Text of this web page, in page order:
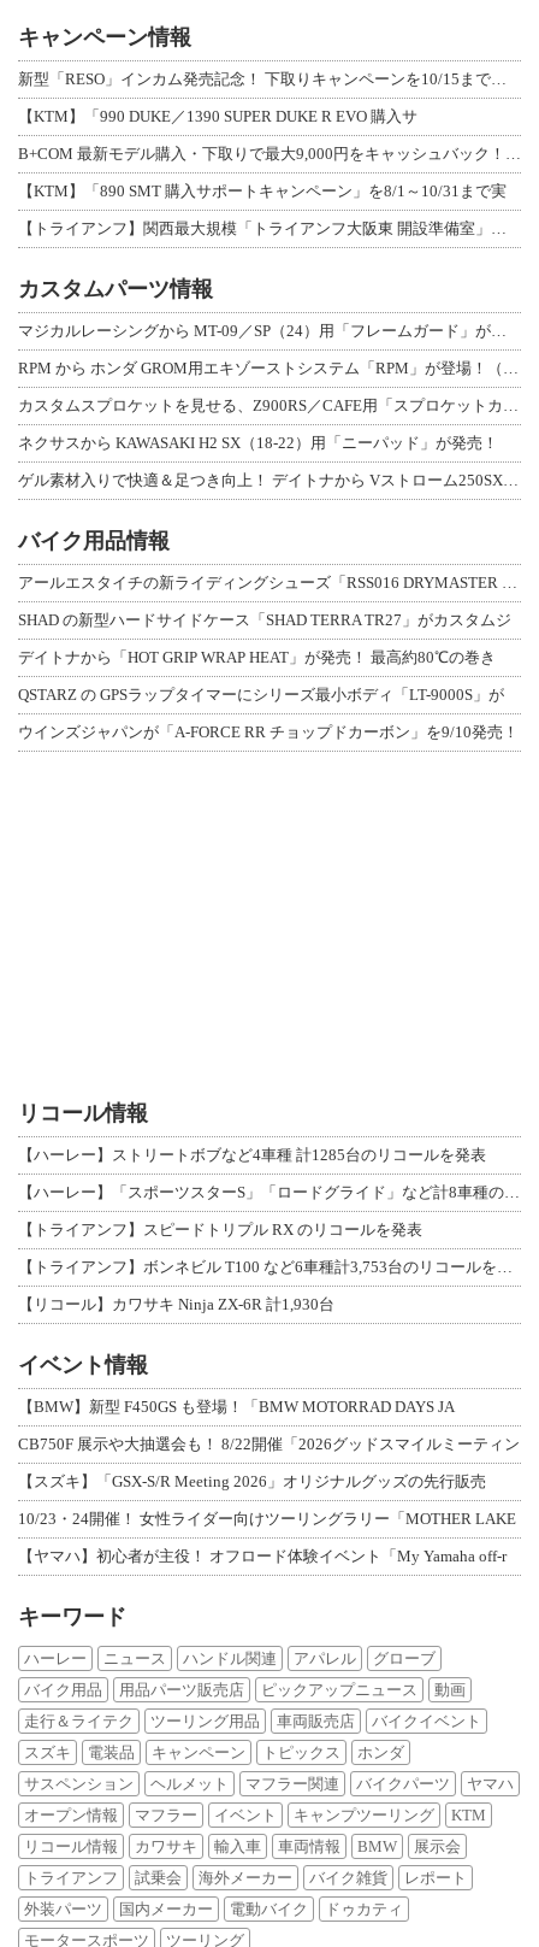
キャンペーン情報
【KTM】「990 DUKE／1390 SUPER DUKE R EVO 購入サ
【KTM】「890 SMT 購入サポートキャンペーン」を8/1～10/31まで実
カスタムパーツ情報
ネクサスから KAWASAKI H2 SX（18-22）用「ニーパッド」が発売！
バイク用品情報
SHAD の新型ハードサイドケース「SHAD TERRA TR27」がカスタムジ
デイトナから「HOT GRIP WRAP HEAT」が発売！ 最高約80℃の巻き
QSTARZ の GPSラップタイマーにシリーズ最小ボディ「LT-9000S」が
ウインズジャパンが「A-FORCE RR チョップドカーボン」を9/10発売！
リコール情報
【ハーレー】ストリートボブなど4車種 計1285台のリコールを発表
【トライアンフ】スピードトリプル RX のリコールを発表
【リコール】カワサキ Ninja ZX-6R 計1,930台
イベント情報
【BMW】新型 F450GS も登場！「BMW MOTORRAD DAYS JA
CB750F 展示や大抽選会も！ 8/22開催「2026グッドスマイルミーティン
【スズキ】「GSX-S/R Meeting 2026」オリジナルグッズの先行販売
10/23・24開催！ 女性ライダー向けツーリングラリー「MOTHER LAKE
【ヤマハ】初心者が主役！ オフロード体験イベント「My Yamaha off-r
キーワード
ハーレー ニュース ハンドル関連 アパレル
グローブ
バイク用品
用品パーツ販売店 ピックアップニュース
動画
走行＆ライテク
ツーリング用品 車両販売店
バイクイベント
スズキ
電装品 キャンペーン トピックス
ホンダ
サスペンション
ヘルメット マフラー関連 バイクパーツ
ヤマハ
オープン情報
マフラー イベント キャンプツーリング
KTM
リコール情報
カワサキ 輸入車 車両情報 BMW
展示会
トライアンフ
試乗会 海外メーカー バイク雑貨
レポート
外装パーツ
国内メーカー 電動バイク
ドゥカティ
モータースポーツ
ツーリング